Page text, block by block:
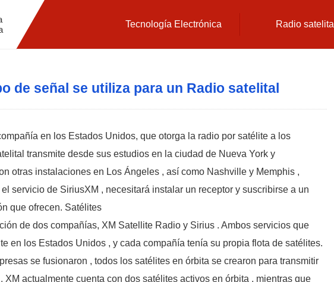
Tecnología Electrónica Radio satelital
de señal se utiliza para un Radio satelital
en los Estados Unidos, que otorga la radio por satélite a los
transmite desde sus estudios en la ciudad de Nueva York y
otras instalaciones en Los Ángeles , así como Nashville y Memphis ,
servicio de SiriusXM , necesitará instalar un receptor y suscribirse a un
que ofrecen. Satélites
de dos compañías, XM Satellite Radio y Sirius . Ambos servicios que
en los Estados Unidos , y cada compañía tenía su propia flota de satélites.
se fusionaron , todos los satélites en órbita se crearon para transmitir
XM actualmente cuenta con dos satélites activos en órbita , mientras que